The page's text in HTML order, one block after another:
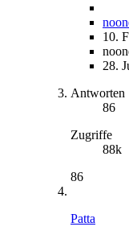
10.
28.
Antworten
86
Zugriffe
88k
86
Patta